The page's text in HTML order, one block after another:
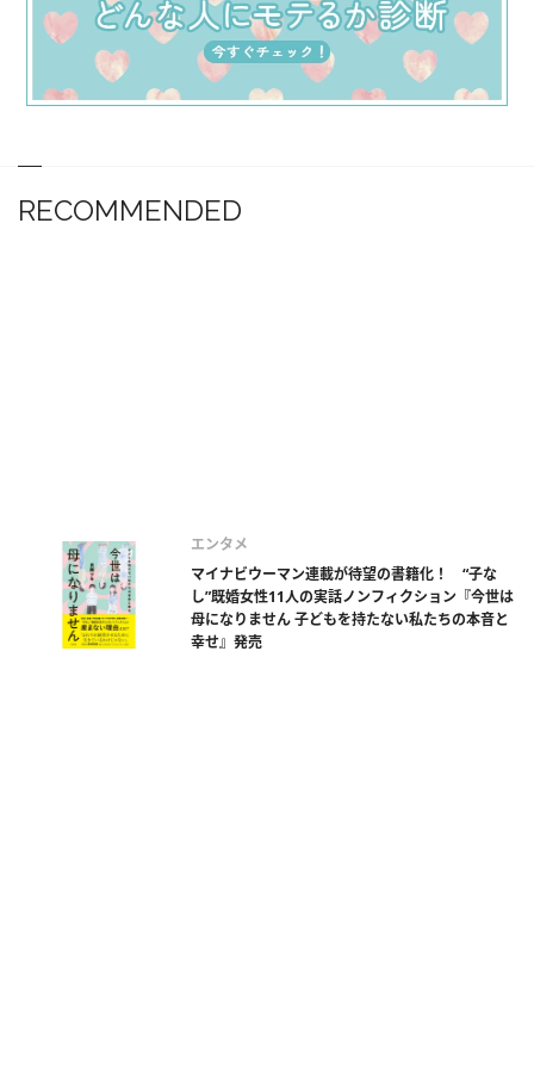
RECOMMENDED
エンタメ
マイナビウーマン連載が待望の書籍化！ “子な
し”既婚女性11人の実話ノンフィクション『今世は
母になりません 子どもを持たない私たちの本音と
幸せ』発売